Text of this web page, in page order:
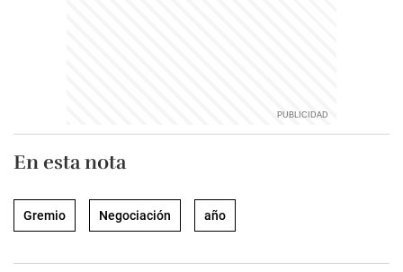
En esta nota
Gremio Negociación año